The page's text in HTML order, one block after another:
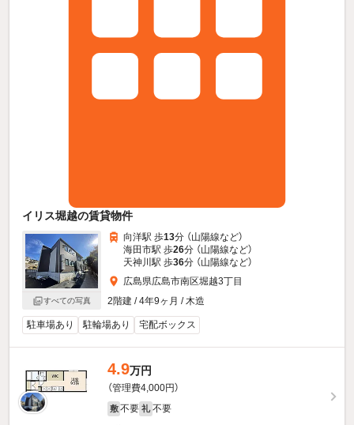
イリス堀越の賃貸物件
すべての写真
向洋駅 歩13分 （山陽線など）
海田市駅 歩26分 （山陽線など）
天神川駅 歩36分 （山陽線など）
広島県広島市南区堀越3丁目
2階建 / 4年9ヶ月 / 木造
駐車場あり 駐輪場あり 宅配ボックス
4.9万円
（管理費4,000円）
敷 不要 礼 不要